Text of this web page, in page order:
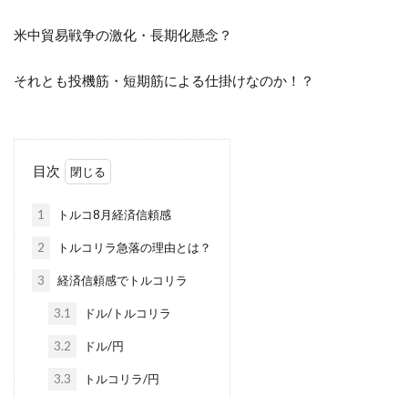
米中貿易戦争の激化・長期化懸念？
それとも投機筋・短期筋による仕掛けなのか！？
目次
1 トルコ8月経済信頼感
2 トルコリラ急落の理由とは？
3 経済信頼感でトルコリラ
3.1 ドル/トルコリラ
3.2 ドル/円
3.3 トルコリラ/円